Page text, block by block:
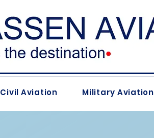
Civil Aviation Military Aviation